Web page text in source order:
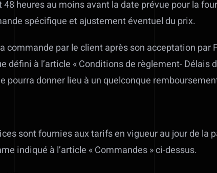
heures au moins avant la date prévue pour la
spécifique et ajustement éventuel du prix.
commande par le client après son acceptation
défini à l’article « Conditions de règlement-
pourra donner lieu à un quelconque
sont fournies aux tarifs en vigueur au jour de la
indiqué à l’article « Commandes » ci-dessus.